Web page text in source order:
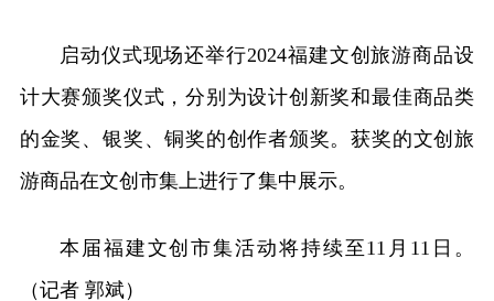
启动仪式现场还举行2024福建文创旅游商品设
计大赛颁奖仪式，分别为设计创新奖和最佳商品类
的金奖、银奖、铜奖的创作者颁奖。获奖的文创旅
游商品在文创市集上进行了集中展示。
本届福建文创市集活动将持续至11月11日。
（记者 郭斌）